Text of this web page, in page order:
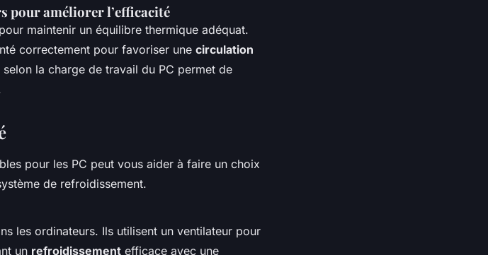
pour améliorer l’efficacité
maintenir un équilibre thermique adéquat.
correctement pour favoriser une circulation
la charge de travail du PC permet de
pour les PC peut vous aider à faire un choix
de refroidissement.
les ordinateurs. Ils utilisent un ventilateur pour
un refroidissement efficace avec une